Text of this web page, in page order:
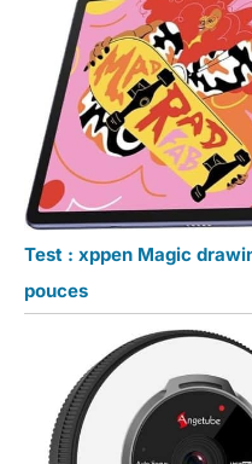
Test : xppen Magic
pouces